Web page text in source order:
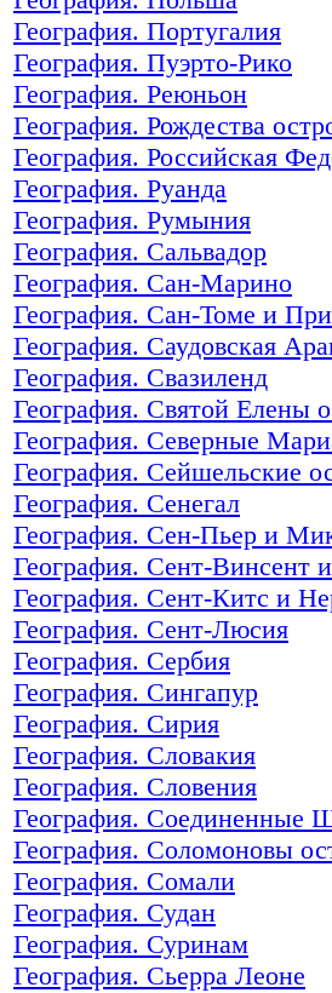
География. Португалия
География. Пуэрто-Рико
География. Реюньон
География. Рождества
География. Российская
География. Руанда
География. Румыния
География. Сальвадор
География. Сан-Марино
География. Сан-Томе и
География. Саудовская
География. Свазиленд
География. Святой Елены
География. Северные
География. Сейшельские
География. Сенегал
География. Сен-Пьер и
География. Сент-Винсент
География. Сент-Китс и
География. Сент-Люсия
География. Сербия
География. Сингапур
География. Сирия
География. Словакия
География. Словения
География.
География. Соломоновы
География. Сомали
География. Судан
География. Суринам
География. Сьерра Леоне